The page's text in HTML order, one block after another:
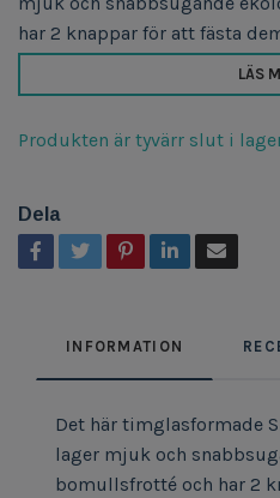
har 2 knappar för att fästa
LÄS
Produkten är tyvärr slut i
Dela
INFORMATION
Det här timglasformade
lager mjuk och
bomullsfrotté och har 2